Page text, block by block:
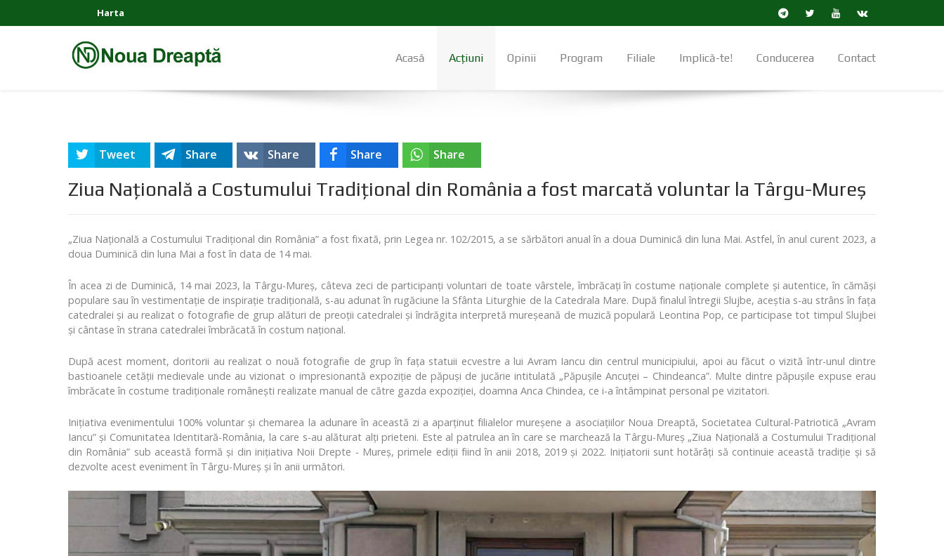
Harta
Acasă Acțiuni Opinii Program Filiale Implică-te! Conducerea Contact
Tweet Share Share Share Share
Ziua Naţională a Costumului Tradiţional din România a fost marcată voluntar la Târgu-Mureș
„Ziua Naţională a Costumului Tradiţional din România” a fost fixată, prin Legea nr. 102/2015, a se sărbători anual în a doua Duminică din luna Mai. Astfel, în anul curent 2023, a
doua Duminică din luna Mai a fost în data de 14 mai.
În acea zi de Duminică, 14 mai 2023, la Târgu-Mureș, câteva zeci de participanți voluntari de toate vârstele, îmbrăcați în costume naționale complete și autentice, în cămăși
populare sau în vestimentație de inspirație tradițională, s-au adunat în rugăciune la Sfânta Liturghie de la Catedrala Mare. După finalul întregii Slujbe, aceștia s-au strâns în fața
catedralei și au realizat o fotografie de grup alături de preoții catedralei și îndrăgita interpretă mureșeană de muzică populară Leontina Pop, ce participase tot timpul Slujbei
și cântase în strana catedralei îmbrăcată în costum național.
După acest moment, doritorii au realizat o nouă fotografie de grup în fața statuii ecvestre a lui Avram Iancu din centrul municipiului, apoi au făcut o vizită într-unul dintre
bastioanele cetății medievale unde au vizionat o impresionantă expoziție de păpuși de jucărie intitulată „Păpușile Ancuței – Chindeanca”. Multe dintre păpușile expuse erau
îmbrăcate în costume tradiționale românești realizate manual de către gazda expoziției, doamna Anca Chindea, ce i-a întâmpinat personal pe vizitatori.
Inițiativa evenimentului 100% voluntar și chemarea la adunare în această zi a aparținut filialelor mureșene a asociațiilor Noua Dreaptă, Societatea Cultural-Patriotică „Avram
Iancu” și Comunitatea Identitară-România, la care s-au alăturat alți prieteni. Este al patrulea an în care se marchează la Târgu-Mureș „Ziua Naţională a Costumului Tradiţional
din România” sub această formă și din inițiativa Noii Drepte - Mureș, primele ediții fiind în anii 2018, 2019 și 2022. Inițiatorii sunt hotărâți să continuie această tradiție și să
dezvolte acest eveniment în Târgu-Mureș și în anii următori.